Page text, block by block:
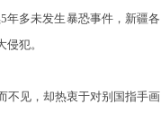
多未发生暴恐事件，新疆各
犯。
见，却热衷于对别国指手画